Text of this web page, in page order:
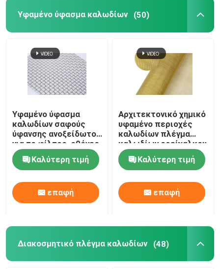
Υφαμένο ύφασμα καλωδίων (50)
Υφαμένο ύφασμα
καλωδίων σαφούς
ύφανσης ανοξείδωτου
για το φίλτρο, οθόνες
παραθύρων
Καλύτερη τιμή
επαφή
Αρχιτεκτονικό χημικό
υφαμένο περιοχές
καλωδίων πλέγμα
καλωδίων ορείχαλκου
υφασμάτων
διακοσμητικό
Καλύτερη τιμή
επαφή
Διακοσμητικό πλέγμα καλωδίων (48)